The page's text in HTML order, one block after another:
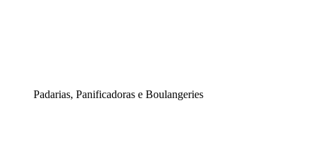
Padarias, Panificadoras e Boulangeries